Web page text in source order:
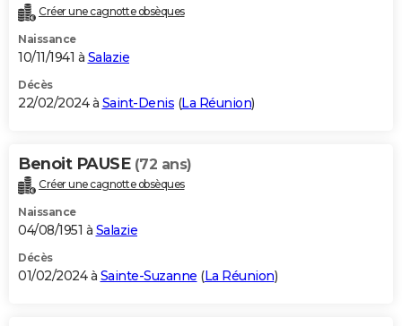
Créer une cagnotte obsèques
Naissance
10/11/1941 à Salazie
Décès
22/02/2024 à Saint-Denis (La Réunion)
Benoit PAUSE (72 ans)
Créer une cagnotte obsèques
Naissance
04/08/1951 à Salazie
Décès
01/02/2024 à Sainte-Suzanne (La Réunion)